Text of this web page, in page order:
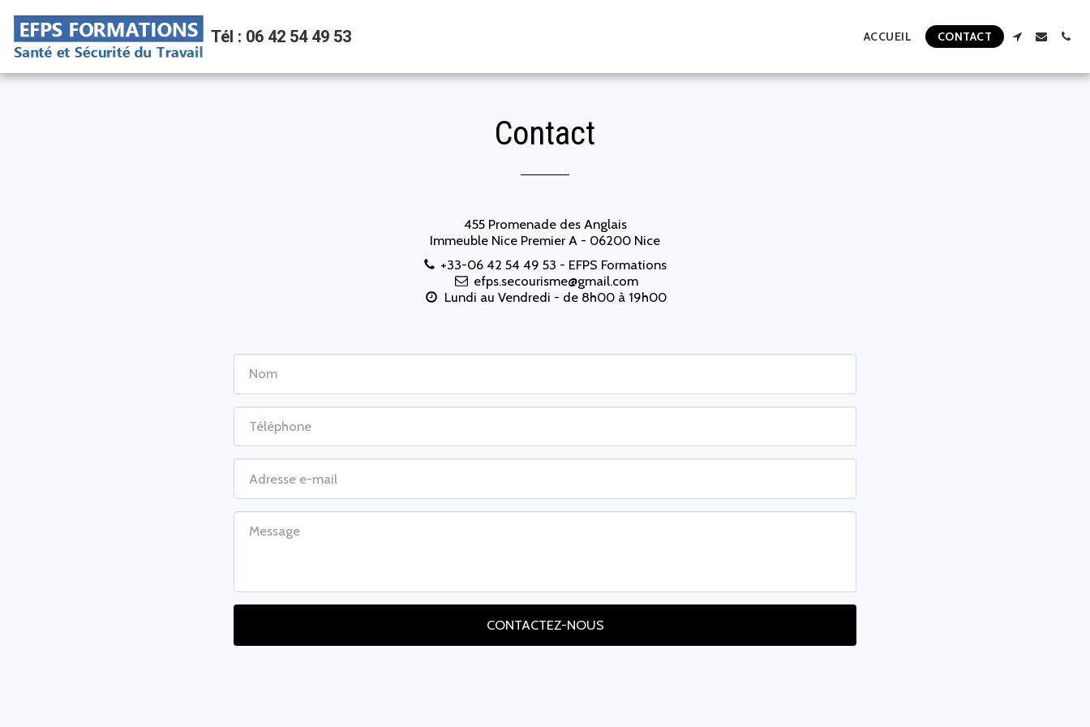
Tél : 06 42 54 49 53 ACCUEIL CONTACT
Contact
455 Promenade des Anglais
Immeuble Nice Premier A - 06200 Nice
+33-06 42 54 49 53 - EFPS Formations
efps.secourisme@gmail.com
Lundi au Vendredi - de 8h00 à 19h00
CONTACTEZ-NOUS